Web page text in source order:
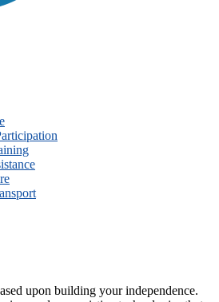
upon building your independence.